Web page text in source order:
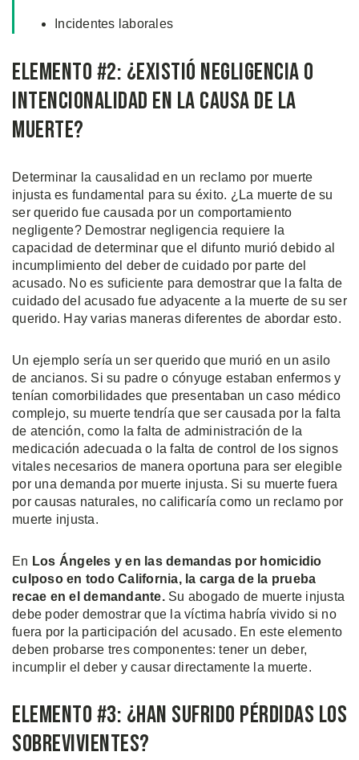
Incidentes laborales
Elemento #2: ¿Existió Negligencia o
Intencionalidad en la Causa de la
Muerte?
Determinar la causalidad en un reclamo por muerte
injusta es fundamental para su éxito. ¿La muerte de su
ser querido fue causada por un comportamiento
negligente? Demostrar negligencia requiere la
capacidad de determinar que el difunto murió debido al
incumplimiento del deber de cuidado por parte del
acusado. No es suficiente para demostrar que la falta de
cuidado del acusado fue adyacente a la muerte de su ser
querido. Hay varias maneras diferentes de abordar esto.
Un ejemplo sería un ser querido que murió en un asilo
de ancianos. Si su padre o cónyuge estaban enfermos y
tenían comorbilidades que presentaban un caso médico
complejo, su muerte tendría que ser causada por la falta
de atención, como la falta de administración de la
medicación adecuada o la falta de control de los signos
vitales necesarios de manera oportuna para ser elegible
por una demanda por muerte injusta. Si su muerte fuera
por causas naturales, no calificaría como un reclamo por
muerte injusta.
En Los Ángeles y en las demandas por homicidio
culposo en todo California, la carga de la prueba
recae en el demandante. Su abogado de muerte injusta
debe poder demostrar que la víctima habría vivido si no
fuera por la participación del acusado. En este elemento
deben probarse tres componentes: tener un deber,
incumplir el deber y causar directamente la muerte.
Elemento #3: ¿Han Sufrido Pérdidas Los
Sobrevivientes?